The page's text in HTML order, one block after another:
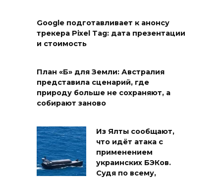
Google подготавливает к анонсу
трекера Pixel Tag: дата презентации
и стоимость
План «Б» для Земли: Австралия
представила сценарий, где
природу больше не сохраняют, а
собирают заново
Из Ялты сообщают,
что идёт атака с
применением
украинских БЭКов.
Судя по всему,